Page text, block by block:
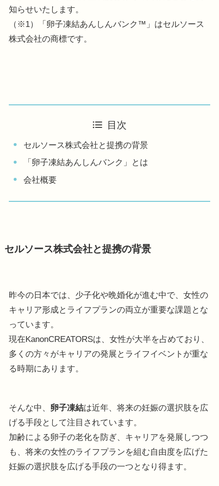
知らせいたします。
（※1）「卵子凍結あんしんバンク™」はセルソース
株式会社の商標です。
目次
セルソース株式会社と提携の背景
「卵子凍結あんしんバンク」とは
会社概要
セルソース株式会社と提携の背景
昨今の日本では、少子化や晩婚化が進む中で、女性の
キャリア形成とライフプランの両立が重要な課題とな
っています。
現在KanonCREATORSは、女性が大半を占めており、
多くの方々がキャリアの発展とライフイベントが重な
る時期にあります。
そんな中、 卵子凍結は近年、将来の妊娠の選択肢を広
げる手段として注目されています。
加齢による卵子の老化を防ぎ、キャリアを発展しつつ
も、将来の女性のライフプランを組む自由度を広げた
妊娠の選択肢を広げる手段の一つとなり得ます。